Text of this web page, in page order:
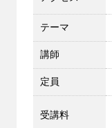
テーマ
講師
定員
受講料